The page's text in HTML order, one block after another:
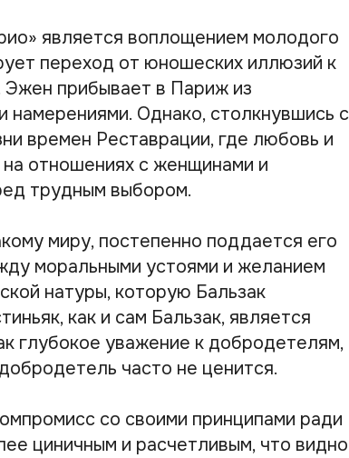
является воплощением молодого
переход от юношеских иллюзий к
Эжен прибывает в Париж из
намерениями. Однако, столкнувшись с
времен Реставрации, где любовь и
отношениях с женщинами и
трудным выбором.
миру, постепенно поддается его
моральными устоями и желанием
натуры, которую Бальзак
как и сам Бальзак, является
глубокое уважение к добродетелям,
часто не ценится.
со своими принципами ради
циничным и расчетливым, что видно